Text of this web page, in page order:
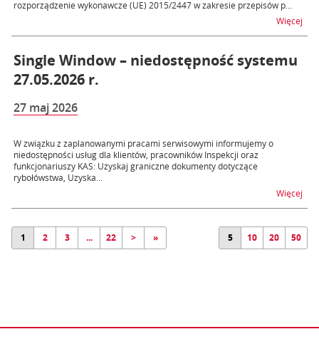
rozporządzenie wykonawcze (UE) 2015/2447 w zakresie przepisów p...
Więcej
Single Window – niedostępność systemu
27.05.2026 r.
27 maj 2026
W związku z zaplanowanymi pracami serwisowymi informujemy o
niedostępności usług dla klientów, pracowników Inspekcji oraz
funkcjonariuszy KAS: Uzyskaj graniczne dokumenty dotyczące
rybołówstwa, Uzyska...
Więcej
1 2 3 ... 22 > » 5 10 20 50